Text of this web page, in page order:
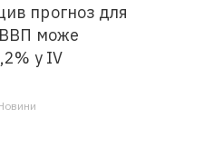
прогноз для
ВВП може
у IV